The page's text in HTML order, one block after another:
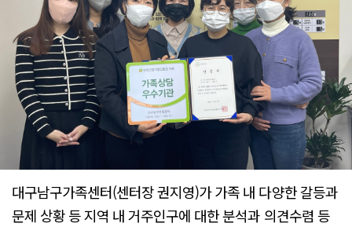
대구남구가족센터(센터장 권지영)가 가족 내 다양한 갈등과
문제 상황 등 지역 내 거주인구에 대한 분석과 의견수렴 등